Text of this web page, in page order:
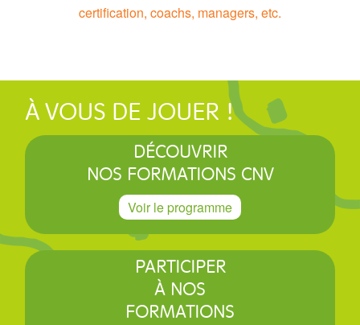
certification, coachs, managers, etc.
À VOUS DE JOUER !
DÉCOUVRIR
NOS FORMATIONS CNV
Voir le programme
PARTICIPER
À NOS
FORMATIONS